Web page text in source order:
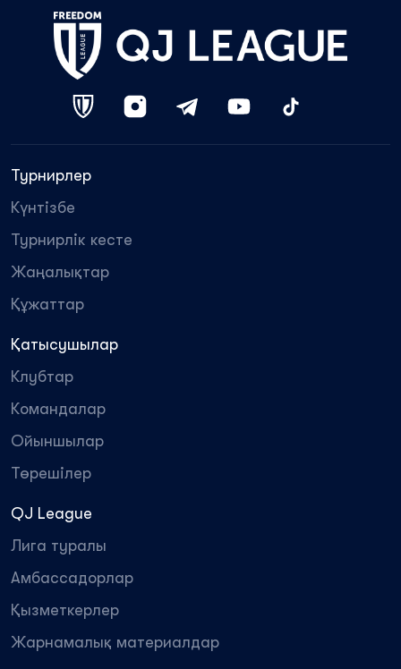
Турнирлер
Күнтізбе
Турнирлік кесте
Жаңалықтар
Құжаттар
Қатысушылар
Клубтар
Командалар
Ойыншылар
Төрешілер
QJ League
Лига туралы
Амбассадорлар
Қызметкерлер
Жарнамалық материалдар